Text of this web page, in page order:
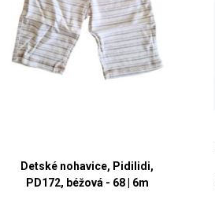
Detské nohavice, Pidilidi,
PD172, béžová - 68 | 6m